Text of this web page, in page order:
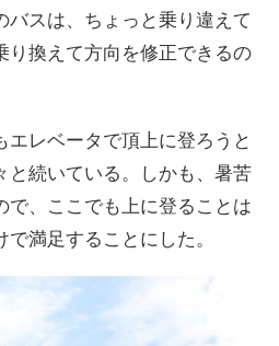
スは、ちょっと乗り違えて
り換えて方向を修正できるの
レベータで頂上に登ろうと
と続いている。しかも、暑苦
で、ここでも上に登ることは
満足することにした。